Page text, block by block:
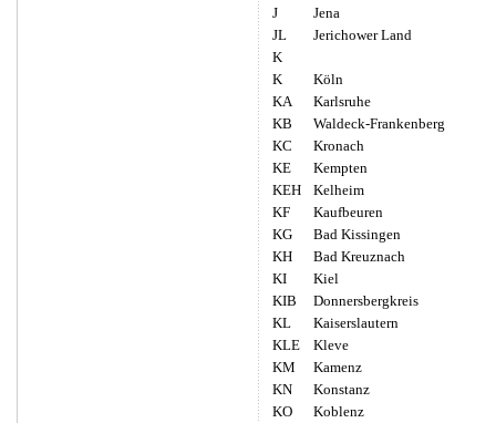
J
Jena
JL
Jerichower Land
K
K
Köln
KA
Karlsruhe
KB
Waldeck-Frankenberg
KC
Kronach
KE
Kempten
KEH
Kelheim
KF
Kaufbeuren
KG
Bad Kissingen
KH
Bad Kreuznach
KI
Kiel
KIB
Donnersbergkreis
KL
Kaiserslautern
KLE
Kleve
KM
Kamenz
KN
Konstanz
KO
Koblenz